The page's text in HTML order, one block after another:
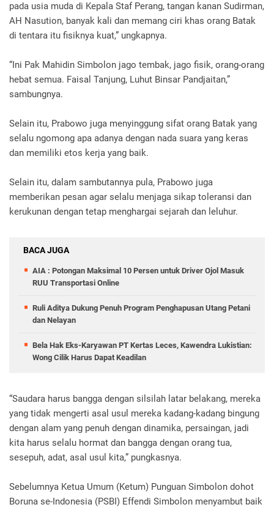
pada usia muda di Kepala Staf Perang, tangan kanan Sudirman,
AH Nasution, banyak kali dan memang ciri khas orang Batak
di tentara itu fisiknya kuat,” ungkapnya.
“Ini Pak Mahidin Simbolon jago tembak, jago fisik, orang-orang
hebat semua. Faisal Tanjung, Luhut Binsar Pandjaitan,”
sambungnya.
Selain itu, Prabowo juga menyinggung sifat orang Batak yang
selalu ngomong apa adanya dengan nada suara yang keras
dan memiliki etos kerja yang baik.
Selain itu, dalam sambutannya pula, Prabowo juga
memberikan pesan agar selalu menjaga sikap toleransi dan
kerukunan dengan tetap menghargai sejarah dan leluhur.
BACA JUGA
AIA : Potongan Maksimal 10 Persen untuk Driver Ojol Masuk
RUU Transportasi Online
Ruli Aditya Dukung Penuh Program Penghapusan Utang Petani
dan Nelayan
Bela Hak Eks-Karyawan PT Kertas Leces, Kawendra Lukistian:
Wong Cilik Harus Dapat Keadilan
“Saudara harus bangga dengan silsilah latar belakang, mereka
yang tidak mengerti asal usul mereka kadang-kadang bingung
dengan alam yang penuh dengan dinamika, persaingan, jadi
kita harus selalu hormat dan bangga dengan orang tua,
sesepuh, adat, asal usul kita,” pungkasnya.
Sebelumnya Ketua Umum (Ketum) Punguan Simbolon dohot
Boruna se-Indonesia (PSBI) Effendi Simbolon menyambut baik